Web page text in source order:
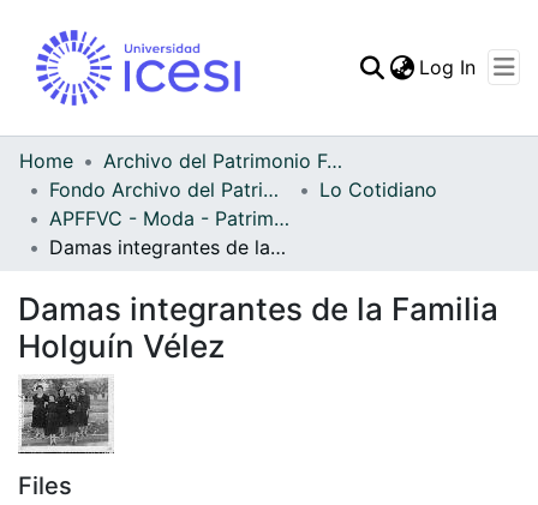
Statistics
Log In
Home
Archivo del Patrimonio Fotográfico y Fílmico del Valle del Cauca
Fondo Archivo del Patrimonio Fotográfico y Fílmico del Valle del Cauca
Lo Cotidiano
APFFVC - Moda - Patrimonial
Damas integrantes de la Familia Holguín Vélez
Damas integrantes de la Familia
Holguín Vélez
Files